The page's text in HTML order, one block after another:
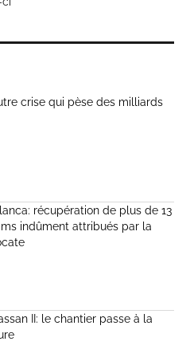
crise qui pèse des milliards
récupération de plus de 13
indûment attribués par la
II: le chantier passe à la